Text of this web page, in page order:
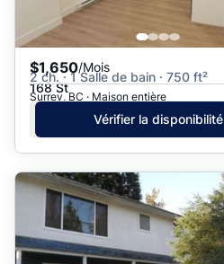
$1,650/Mois
2 ch. · 1 Salle de bain · 750 ft²
168 St
Surrey, BC · Maison entière
Vérifier la disponibilité